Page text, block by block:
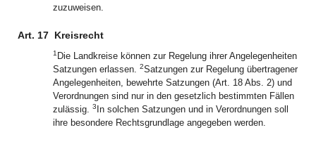
zuzuweisen.
Art. 17 Kreisrecht
1 Die Landkreise können zur Regelung ihrer Angelegenheiten
Satzungen erlassen. 2Satzungen zur Regelung übertragener
Angelegenheiten, bewehrte Satzungen (Art. 18 Abs. 2) und
Verordnungen sind nur in den gesetzlich bestimmten Fällen
zulässig. 3 In solchen Satzungen und in Verordnungen soll
ihre besondere Rechtsgrundlage angegeben werden.